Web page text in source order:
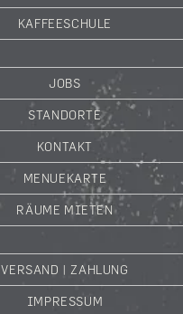
KAFFEESCHULE
JOBS
STANDORTE
KONTAKT
MENUEKARTE
RÄUME MIETEN
VERSAND | ZAHLUNG
IMPRESSUM